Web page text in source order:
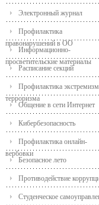
Электронный журнал
Профилактика
правонарушений в ОО
Информационно-
просветительские материалы
Расписание секций
Профилактика
терроризма
Общение в сети Интернет
Кибербезопасность
Профилактика онлайн-
вербовки
Безопасное лето
Противодействие
Студенческое